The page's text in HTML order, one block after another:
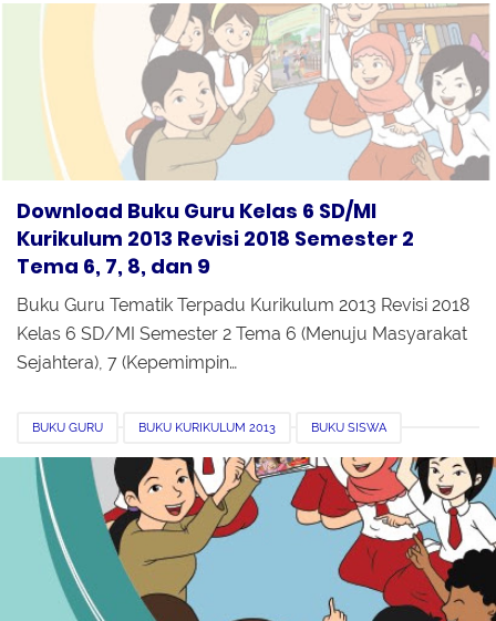
DOWNLOAD KELAS 6 PDF REVISI 2018 SEMESTER 2
Download Buku Guru Kelas 6 SD/MI
Kurikulum 2013 Revisi 2018 Semester 2
Tema 6, 7, 8, dan 9
Buku Guru Tematik Terpadu Kurikulum 2013 Revisi 2018
Kelas 6 SD/MI Semester 2 Tema 6 (Menuju Masyarakat
Sejahtera), 7 (Kepemimpin…
BUKU GURU BUKU KURIKULUM 2013 BUKU SISWA
DOWNLOAD KELAS 6 REVISI 2018 SEMESTER 1